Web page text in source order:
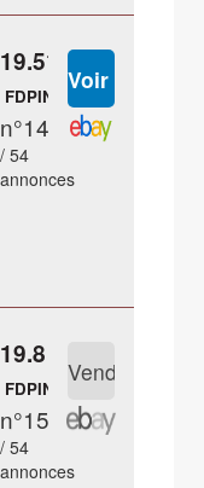
19.51 €
FDPIN
n°14
/ 54
annonces
19.8 €
FDPIN
n°15
/ 54
annonces